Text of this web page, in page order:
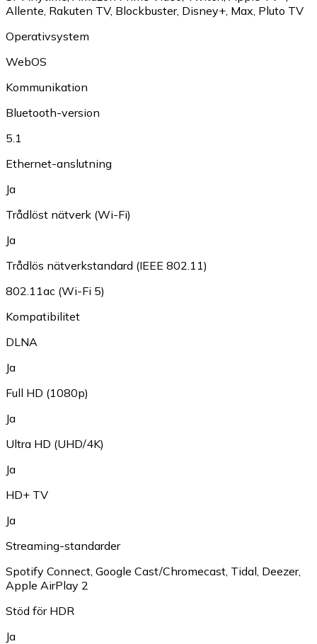
Allente Rakuten TV, Blockbuster, Disney+ Max Pluto TV
Operativsystem
WebOS
Kommunikation
Bluetooth-version
5.1
Ethernet-anslutning
Ja
Trådlöst nätverk (Wi-Fi)
Ja
Trådlös nätverkstandard (IEEE 802.11)
802.11ac (Wi-Fi 5)
Kompatibilitet
DLNA
Ja
Full HD (1080p)
Ja
Ultra HD (UHD/4K)
Ja
HD+ TV
Ja
Streaming-standarder
Spotify Connect Google Cast/Chromecast Tidal Deezer,
Apple AirPlay 2
Stöd för HDR
Ja